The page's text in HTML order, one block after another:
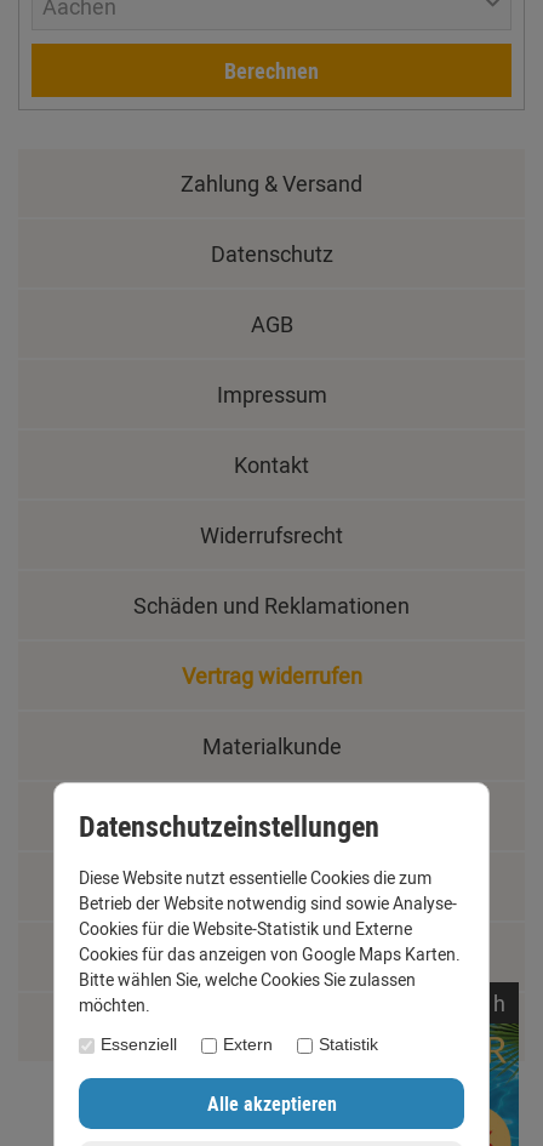
Aachen
Berechnen
Zahlung & Versand
Datenschutz
AGB
Impressum
Kontakt
Widerrufsrecht
Schäden und Reklamationen
Vertrag widerrufen
Materialkunde
Fachbegriffe
Jobs
Montage und Installationshilfen
h
Datenschutzeinstellungen
Diese Website nutzt essentielle Cookies die zum
Betrieb der Website notwendig sind sowie Analyse-
Cookies für die Website-Statistik und Externe
Cookies für das anzeigen von Google Maps Karten.
Bitte wählen Sie, welche Cookies Sie zulassen
möchten.
Essenziell Extern Statistik